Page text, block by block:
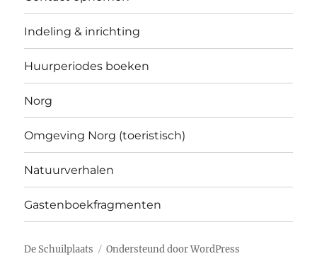
Indeling & inrichting
Huurperiodes boeken
Norg
Omgeving Norg (toeristisch)
Natuurverhalen
Gastenboekfragmenten
De Schuilplaats Ondersteund door WordPress